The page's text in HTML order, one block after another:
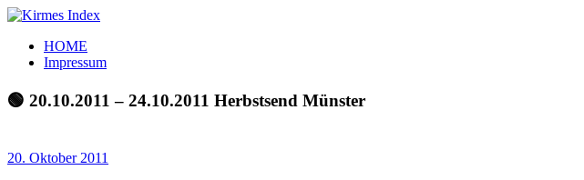
Zum
springen
Kirmes
Index
Tourpläne
der
letzten
HOME
Impressum
🟢 20.10.2011 – 24.10.2011 Herbstsend Münster
20. Oktober 2011